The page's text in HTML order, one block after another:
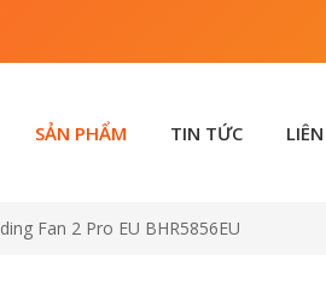
SẢN PHẨM TIN TỨC
Fan 2 Pro EU BHR5856EU